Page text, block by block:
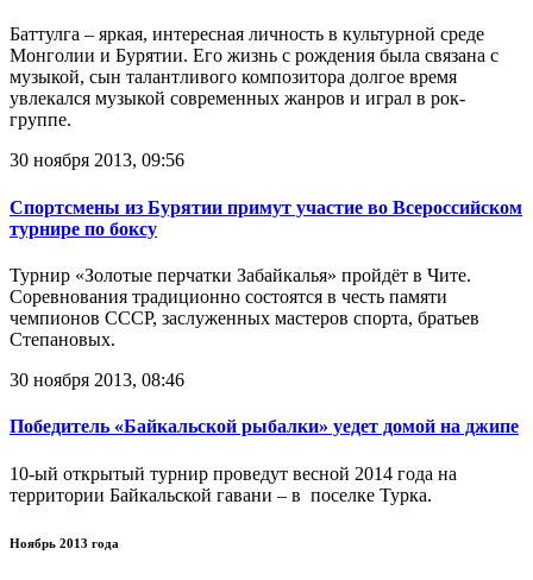
Баттулга – яркая, интересная личность в культурной среде
Монголии и Бурятии. Его жизнь с рождения была связана с
музыкой, сын талантливого композитора долгое время
увлекался музыкой современных жанров и играл в рок-
группе.
30 ноября 2013, 09:56
Спортсмены из Бурятии примут участие во Всероссийском
турнире по боксу
Турнир «Золотые перчатки Забайкалья» пройдёт в Чите.
Соревнования традиционно состоятся в честь памяти
чемпионов СССР, заслуженных мастеров спорта, братьев
Степановых.
30 ноября 2013, 08:46
Победитель «Байкальской рыбалки» уедет домой на джипе
10-ый открытый турнир проведут весной 2014 года на
территории Байкальской гавани – в поселке Турка.
Ноябрь 2013 года